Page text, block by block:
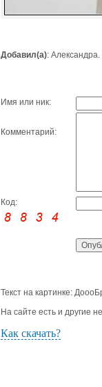
Добавил(а):
Имя или ник:
Комментарий:
Код:
Текст на картинке:
На сайте есть и другие
Как скачать?